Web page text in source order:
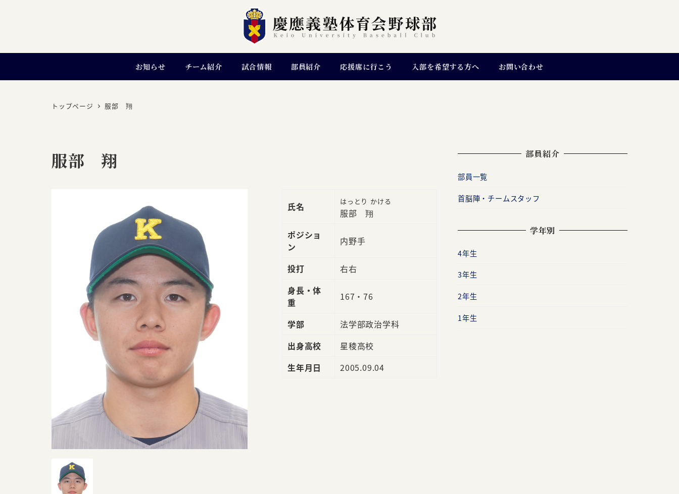
お知らせ チーム紹介 試合情報 部員紹介 応援席に行こう 入部を希望する方へ お問い合わせ
トップページ 服部 翔
服部 翔
氏名 はっとり かける
服部 翔
ポジショ
ン
内野手
投打
右右
身長・体
重
167・76
学部
法学部政治学科
出身高校
星稜高校
生年月日
2005.09.04
部員紹介
部員一覧
首脳陣・チームスタッフ
学年別
4年生
3年生
2年生
1年生